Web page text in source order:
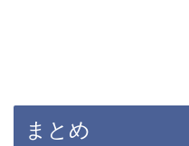
まとめ